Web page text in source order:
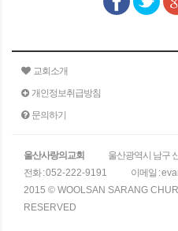
교회소개
개인정보취급방침
문의하기
울산사랑의교회
울산광역시 남구
전화 :052-222-9191 이메일 :
2015 © WOOLSAN SARANG
RESERVED